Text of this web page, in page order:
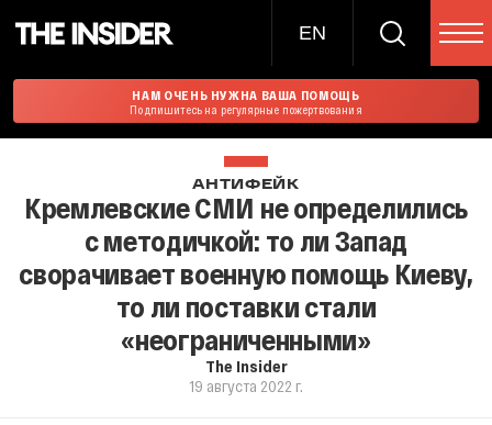
EN
НАМ ОЧЕНЬ НУЖНА ВАША ПОМОЩЬ
Подпишитесь на регулярные пожертвования
АНТИФЕЙК
Кремлевские СМИ не определились
с методичкой: то ли Запад
сворачивает военную помощь Киеву,
то ли поставки стали
«неограниченными»
The Insider
19 августа 2022 г.